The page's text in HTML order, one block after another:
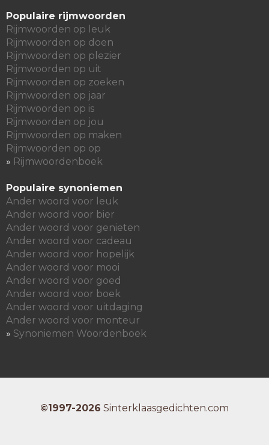
Populaire rijmwoorden
Rijmwoorden op leuk
Rijmwoorden op doen
Rijmwoorden op plezier
Rijmwoorden op uit
Rijmwoorden op zoeken
Rijmwoorden op jaar
Rijmwoorden op is
Rijmwoorden op jou
Rijmwoorden op maken
Rijmwoorden op op
» Rijmwoordenboek
Populaire synoniemen
Ander woord voor leuk
Ander woord voor bier
Ander woord voor genieten
Ander woord voor cadeau
Ander woord voor hopelijk
Ander woord voor mooi
Ander woord voor goed
Ander woord voor boek
Ander woord voor uitdaging
Ander woord voor monteur
» Synoniemen Woordenboek
©1997-2026 Sinterklaasgedichten.com